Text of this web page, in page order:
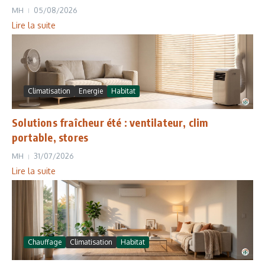
MH 05/08/2026
Lire la suite
Climatisation Energie Habitat
Solutions fraîcheur été : ventilateur, clim
portable, stores
MH 31/07/2026
Lire la suite
Chauffage Climatisation Habitat